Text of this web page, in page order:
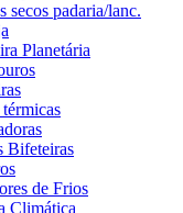
secos padaria/lanc.
Planetária
Bifeteiras
de Frios
Climática